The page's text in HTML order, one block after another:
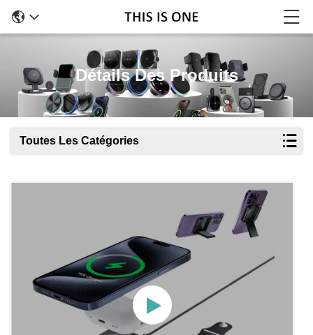
Détails Des Produits
Toutes Les Catégories